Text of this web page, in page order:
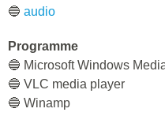
🔵 audio
Programme
🔵 Microsoft Windows
🔵 VLC media player
🔵 Winamp